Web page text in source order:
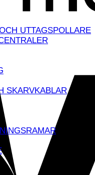
UTTAGSPOLLARE
SKARVKABLAR